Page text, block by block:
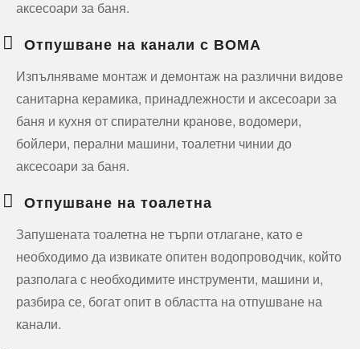
аксесоари за баня.
Отпушване на канали с ВОМА
Изпълняваме монтаж и демонтаж на различни видове
санитарна керамика, принадлежности и аксесоари за
баня и кухня от спирателни кранове, водомери,
бойлери, перални машини, тоалетни чинии до
аксесоари за баня.
Отпушване на тоалетна
Запушената тоалетна не търпи отлагане, като е
необходимо да извикате опитен водопроводчик, който
разполага с необходимите инструменти, машини и,
разбира се, богат опит в областта на отпушване на
канали.